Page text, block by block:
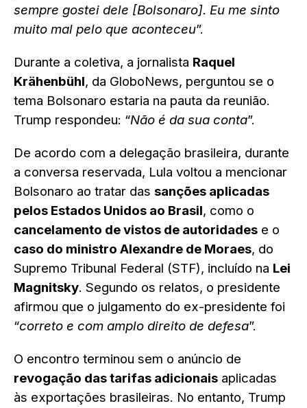
sempre gostei dele [Bolsonaro]. Eu me sinto
muito mal pelo que aconteceu”.
Durante a coletiva, a jornalista Raquel
Krähenbühl, da GloboNews, perguntou se o
tema Bolsonaro estaria na pauta da reunião.
Trump respondeu: “Não é da sua conta”.
De acordo com a delegação brasileira, durante
a conversa reservada, Lula voltou a mencionar
Bolsonaro ao tratar das sanções aplicadas
pelos Estados Unidos ao Brasil, como o
cancelamento de vistos de autoridades e o
caso do ministro Alexandre de Moraes, do
Supremo Tribunal Federal (STF), incluído na Lei
Magnitsky. Segundo os relatos, o presidente
afirmou que o julgamento do ex-presidente foi
“correto e com amplo direito de defesa”.
O encontro terminou sem o anúncio de
revogação das tarifas adicionais aplicadas
às exportações brasileiras. No entanto, Trump